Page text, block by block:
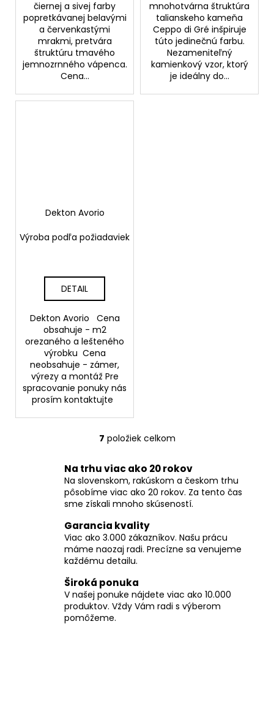
čiernej a sivej farby
popretkávanej belavými
a červenkastými
mrakmi, pretvára
štruktúru tmavého
jemnozrnného vápenca.
Cena...
mnohotvárna štruktúra
talianskeho kameňa
Ceppo di Gré inšpiruje
túto jedinečnú farbu.
Nezameniteľný
kamienkový vzor, ktorý
je ideálny do...
Dekton Avorio
Výroba podľa požiadaviek
DETAIL
Dekton Avorio Cena
obsahuje - m2
orezaného a lešteného
výrobku Cena
neobsahuje - zámer,
výrezy a montáž Pre
spracovanie ponuky nás
prosím kontaktujte
O
l
á
d
a
c
i
e
p
r
v
k
7 položiek celkom
Na trhu viac ako 20 rokov
Na slovenskom, rakúskom a českom trhu
pôsobíme viac ako 20 rokov. Za tento čas
sme získali mnoho skúseností.
Garancia kvality
Viac ako 3.000 zákazníkov. Našu prácu
máme naozaj radi. Precízne sa venujeme
každému detailu.
Široká ponuka
V našej ponuke nájdete viac ako 10.000
produktov. Vždy Vám radi s výberom
pomôžeme.